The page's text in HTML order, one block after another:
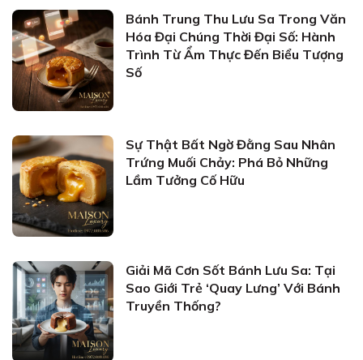
Bánh Trung Thu Lưu Sa Trong Văn
Hóa Đại Chúng Thời Đại Số: Hành
Trình Từ Ẩm Thực Đến Biểu Tượng
Số
Sự Thật Bất Ngờ Đằng Sau Nhân
Trứng Muối Chảy: Phá Bỏ Những
Lầm Tưởng Cố Hữu
Giải Mã Cơn Sốt Bánh Lưu Sa: Tại
Sao Giới Trẻ ‘Quay Lưng’ Với Bánh
Truyền Thống?